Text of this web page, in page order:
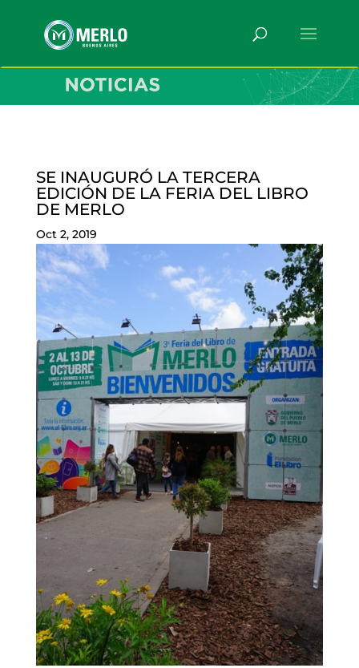
SE INAUGURÓ LA TERCERA
EDICIÓN DE LA FERIA DEL LIBRO
DE MERLO
Oct 2, 2019